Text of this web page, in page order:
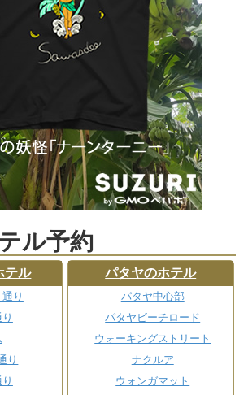
ル予約
テル
り
り
パタヤのホテル
パタヤ中心部
パタヤビーチロード
ウォーキングストリート
ナクルア
ウォンガマット